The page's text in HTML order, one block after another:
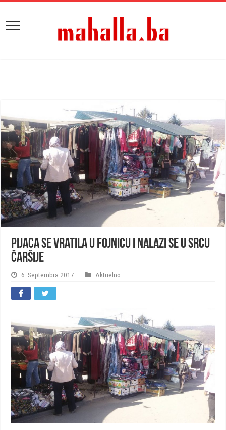
Pijaca se vratila u Fojnicu i nalazi se u srcu
čaršije
6. Septembra 2017. Aktuelno